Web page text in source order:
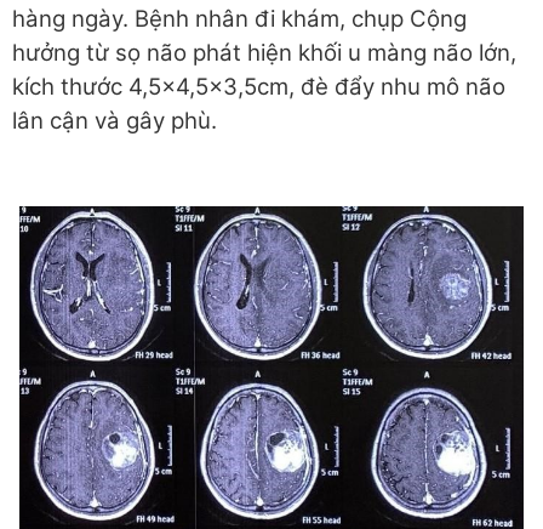
hàng ngày. Bệnh nhân đi khám, chụp Cộng
hưởng từ sọ não phát hiện khối u màng não lớn,
kích thước 4,5x4,5x3,5cm, đè đẩy nhu mô não
lân cận và gây phù.